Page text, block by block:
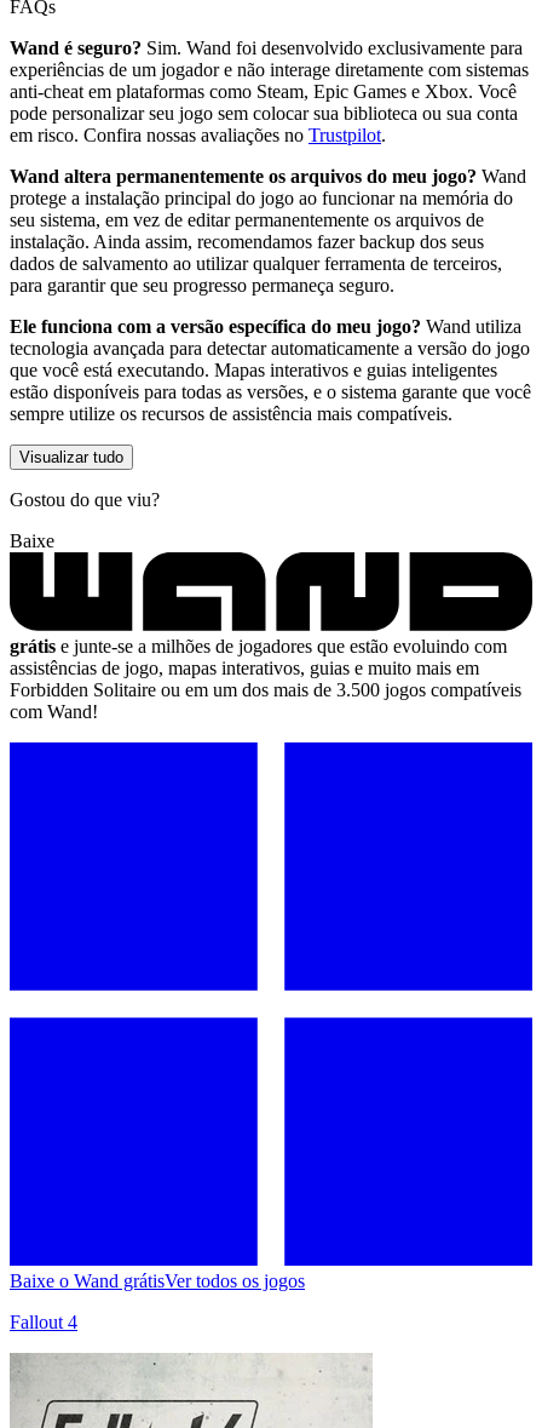
FAQs
Wand é seguro? Sim. Wand foi desenvolvido exclusivamente para
experiências de um jogador e não interage diretamente com sistemas
anti-cheat em plataformas como Steam, Epic Games e Xbox. Você
pode personalizar seu jogo sem colocar sua biblioteca ou sua conta
em risco. Confira nossas avaliações no Trustpilot.
Wand altera permanentemente os arquivos do meu jogo? Wand
protege a instalação principal do jogo ao funcionar na memória do
seu sistema, em vez de editar permanentemente os arquivos de
instalação. Ainda assim, recomendamos fazer backup dos seus
dados de salvamento ao utilizar qualquer ferramenta de terceiros,
para garantir que seu progresso permaneça seguro.
Ele funciona com a versão específica do meu jogo? Wand utiliza
tecnologia avançada para detectar automaticamente a versão do jogo
que você está executando. Mapas interativos e guias inteligentes
estão disponíveis para todas as versões, e o sistema garante que você
sempre utilize os recursos de assistência mais compatíveis.
Visualizar tudo
Gostou do que viu?
Baixe
grátis e junte-se a milhões de jogadores que estão evoluindo com
assistências de jogo, mapas interativos, guias e muito mais em
Forbidden Solitaire ou em um dos mais de 3.500 jogos compatíveis
com Wand!
Baixe o Wand grátisVer todos os jogos
Fallout 4